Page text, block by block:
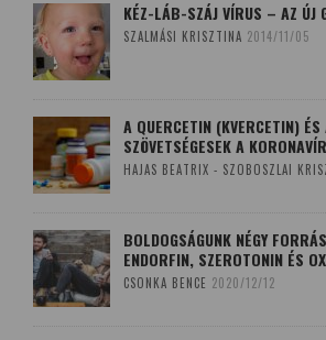
KÉZ-LÁB-SZÁJ VÍRUS – AZ ÚJ
SZALMÁSI KRISZTINA 2014/11/05
A QUERCETIN (KVERCETIN)
SZÖVETSÉGESEK A
HAJAS BEATRIX - SZOBOSZLAI
BOLDOGSÁGUNK NÉGY
ENDORFIN, SZEROTONIN ÉS
CSONKA BENCE 2020/12/12